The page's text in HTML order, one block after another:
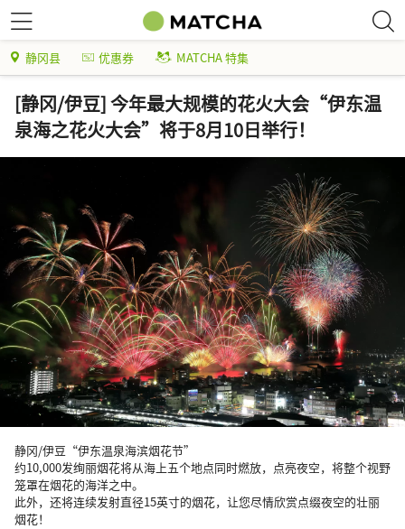
静冈县 优惠券 MATCHA 特集
[静冈/伊豆] 今年最大规模的花火大会“伊东温
泉海之花火大会”将于8月10日举行！
静冈/伊豆“伊东温泉海滨烟花节”
约10,000发绚丽烟花将从海上五个地点同时燃放，点亮夜空，将整个视野
笼罩在烟花的海洋之中。
此外，还将连续发射直径15英寸的烟花，让您尽情欣赏点缀夜空的壮丽
烟花！